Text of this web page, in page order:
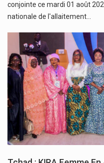
conjointe ce mardi 01 août
nationale de l'allaitement…